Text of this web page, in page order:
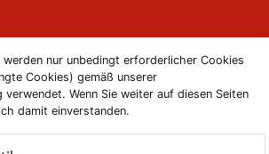
werden nur unbedingt erforderlicher Cookies
Cookies) gemäß unserer
verwendet. Wenn Sie weiter auf diesen Seiten
damit einverstanden.